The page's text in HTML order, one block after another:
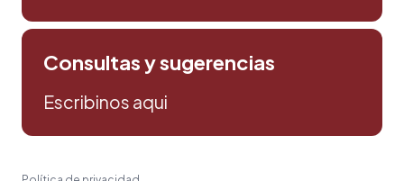
Consultas y sugerencias
Escribinos aqui